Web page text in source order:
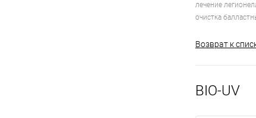
лечение
очистка
Возврат к
BIO-UV